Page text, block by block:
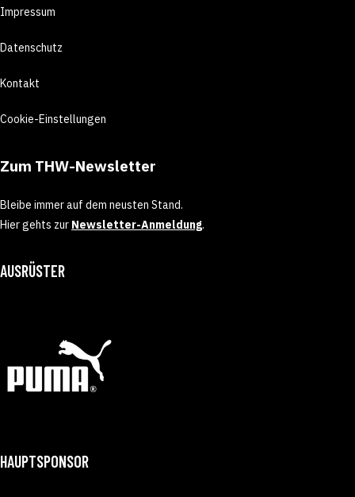
Impressum
Datenschutz
Kontakt
Cookie-Einstellungen
Zum THW-Newsletter
Bleibe immer auf dem neusten Stand.
Hier gehts zur Newsletter-Anmeldung.
AUSRÜSTER
HAUPTSPONSOR